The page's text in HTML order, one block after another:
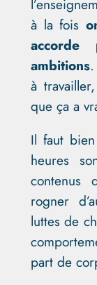
à la fois
ambitions.
à
que ça a
Il faut
heures
contenus
rogner
luttes de
part de